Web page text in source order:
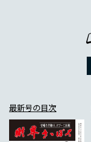
最新号の目次